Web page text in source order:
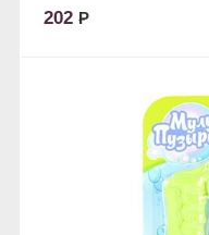
202 Р